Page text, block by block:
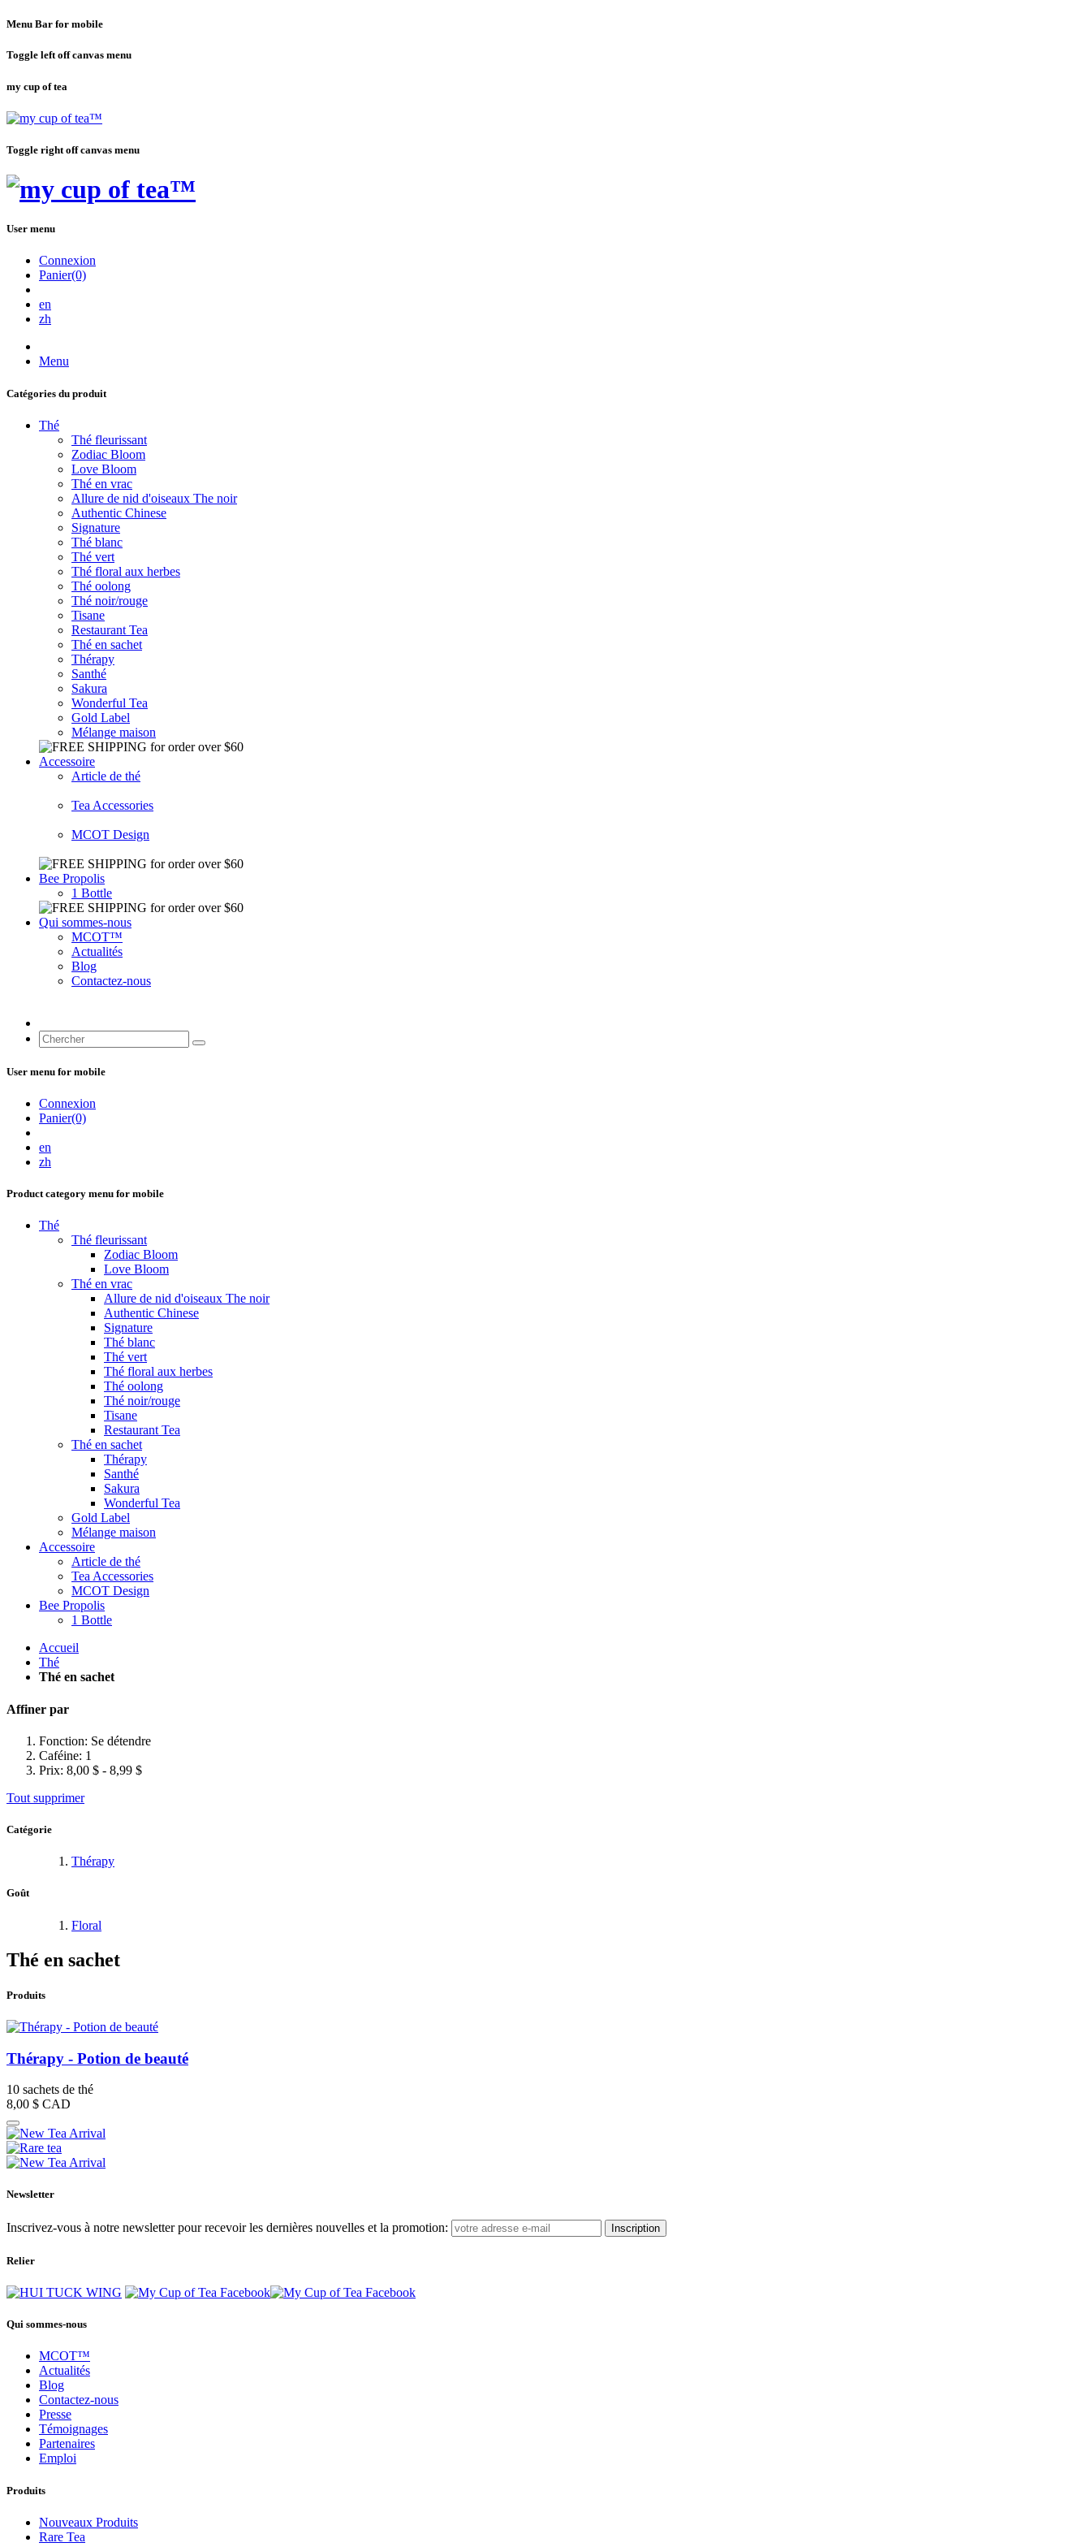
Menu Bar for mobile
Toggle left off canvas menu
my cup of tea
Toggle right off canvas menu
User menu
Connexion
Panier(0)
en
zh
Menu
Catégories du produit
Thé
Thé fleurissant
Zodiac Bloom
Love Bloom
Thé en vrac
Allure de nid d'oiseaux The noir
Authentic Chinese
Signature
Thé blanc
Thé vert
Thé floral aux herbes
Thé oolong
Thé noir/rouge
Tisane
Restaurant Tea
Thé en sachet
Thérapy
Santhé
Sakura
Wonderful Tea
Gold Label
Mélange maison
Accessoire
Article de thé
Tea Accessories
MCOT Design
Bee Propolis
1 Bottle
Qui sommes-nous
MCOT™
Actualités
Blog
Contactez-nous
User menu for mobile
Connexion
Panier(0)
en
zh
Product category menu for mobile
Thé
Thé fleurissant
Zodiac Bloom
Love Bloom
Thé en vrac
Allure de nid d'oiseaux The noir
Authentic Chinese
Signature
Thé blanc
Thé vert
Thé floral aux herbes
Thé oolong
Thé noir/rouge
Tisane
Restaurant Tea
Thé en sachet
Thérapy
Santhé
Sakura
Wonderful Tea
Gold Label
Mélange maison
Accessoire
Article de thé
Tea Accessories
MCOT Design
Bee Propolis
1 Bottle
Accueil
Thé
Thé en sachet
Affiner par
Fonction: Se détendre
Caféine: 1
Prix: 8,00 $ - 8,99 $
Tout supprimer
Catégorie
Thérapy
Goût
Floral
Thé en sachet
Produits
Thérapy - Potion de beauté
10 sachets de thé
8,00 $ CAD
Newsletter
Inscrivez-vous à notre newsletter pour recevoir les dernières nouvelles et la promotion: Inscription
Relier
Qui sommes-nous
MCOT™
Actualités
Blog
Contactez-nous
Presse
Témoignages
Partenaires
Emploi
Produits
Nouveaux Produits
Rare Tea